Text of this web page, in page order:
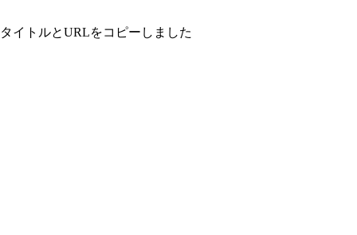
タイトルとURLをコピーしました